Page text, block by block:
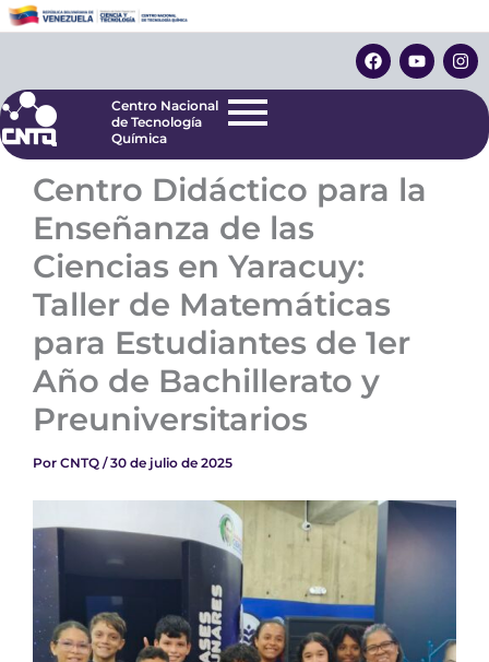
al
F
a
c
o
Y
o
u
e
I
n
s
r
Centro Nacional
de Tecnología
Centro Nacional
de Tecnología
Química
Centro Didáctico para la
Enseñanza de las
Ciencias en Yaracuy:
Taller de Matemáticas
para Estudiantes de 1er
Año de Bachillerato y
Preuniversitarios
Por CNTQ /30 de julio de 2025